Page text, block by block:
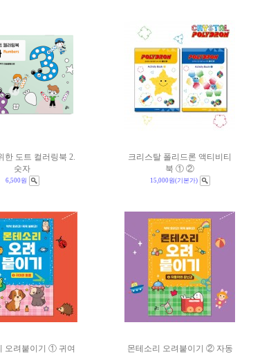
한 도트 컬러링북 2.
숫자
6,500원
크리스탈 폴리드론 액티비티
북 ① ②
15,000원(기본가)
오려붙이기 ① 귀여
몬테소리 오려붙이기 ② 자동